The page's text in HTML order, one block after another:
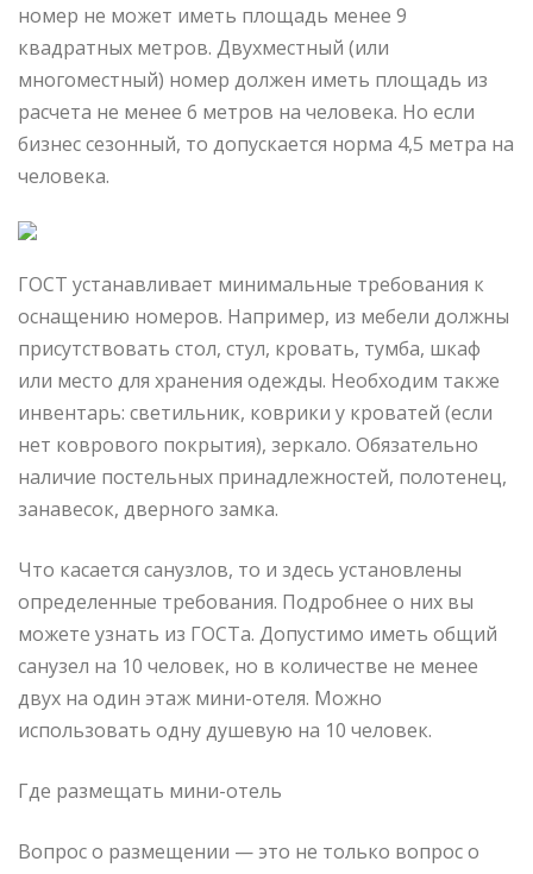
номер не может иметь площадь менее 9
квадратных метров. Двухместный (или
многоместный) номер должен иметь площадь из
расчета не менее 6 метров на человека. Но если
бизнес сезонный, то допускается норма 4,5 метра на
человека.
ГОСТ устанавливает минимальные требования к
оснащению номеров. Например, из мебели должны
присутствовать стол, стул, кровать, тумба, шкаф
или место для хранения одежды. Необходим также
инвентарь: светильник, коврики у кроватей (если
нет коврового покрытия), зеркало. Обязательно
наличие постельных принадлежностей, полотенец,
занавесок, дверного замка.
Что касается санузлов, то и здесь установлены
определенные требования. Подробнее о них вы
можете узнать из ГОСТа. Допустимо иметь общий
санузел на 10 человек, но в количестве не менее
двух на один этаж мини-отеля. Можно
использовать одну душевую на 10 человек.
Где размещать мини-отель
Вопрос о размещении — это не только вопрос о